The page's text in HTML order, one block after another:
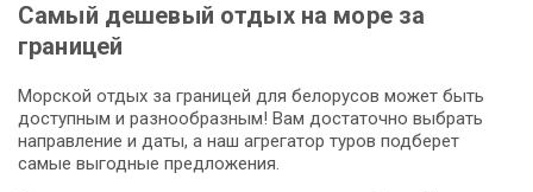
Самый дешевый отдых на море за
границей
Морской отдых за границей для белорусов может быть
доступным и разнообразным! Вам достаточно выбрать
направление и даты, а наш агрегатор туров подберет
самые выгодные предложения.